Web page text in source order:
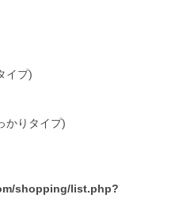
イプ)
かりタイプ)
shopping/list.php?